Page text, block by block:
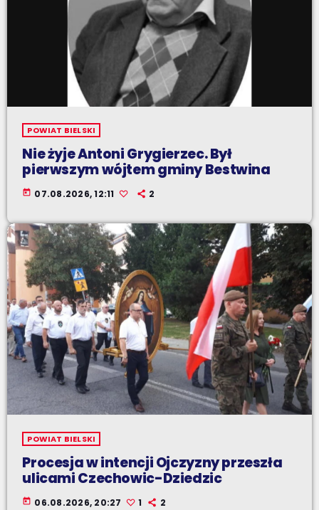
POWIAT BIELSKI
Nie żyje Antoni Grygierzec. Był
pierwszym wójtem gminy Bestwina
today 07.08.2026, 12:11 2
POWIAT BIELSKI
Procesja w intencji Ojczyzny przeszła
ulicami Czechowic-Dziedzic
today 06.08.2026, 20:27 1 2